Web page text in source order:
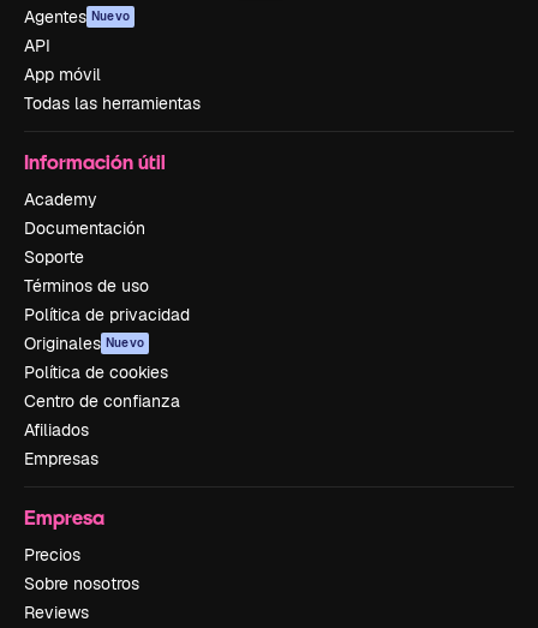
Agentes Nuevo
API
App móvil
Todas las herramientas
Información útil
Academy
Documentación
Soporte
Términos de uso
Política de privacidad
Originales Nuevo
Política de cookies
Centro de confianza
Afiliados
Empresas
Empresa
Precios
Sobre nosotros
Reviews